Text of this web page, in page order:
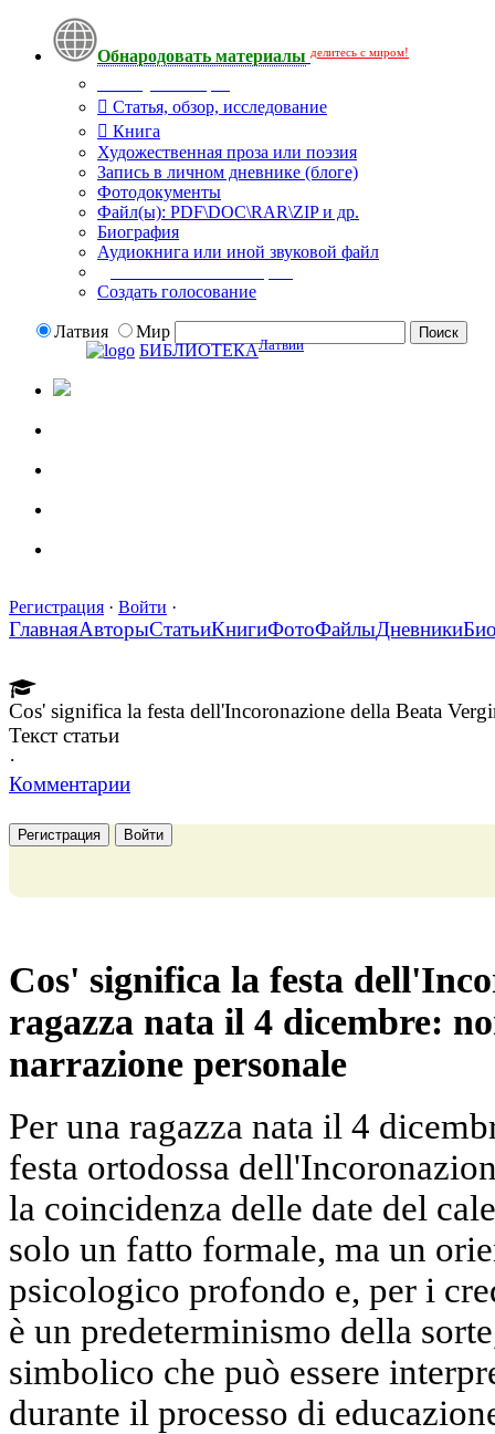
Обнародовать материалы делитесь с миром!
Статья, обзор, исследование
Книга
Художественная проза или поэзия
Запись в личном дневнике (блоге)
Фотодокументы
Файл(ы): PDF\DOC\RAR\ZIP и др.
Биография
Аудиокнига или иной звуковой файл
Создать голосование
Латвия
Мир
БИБЛИОТЕКАЛатвии
Регистрация · Войти ·
ГлавнаяАвторыСтатьиКнигиФотоФайлыДневники
Cos' significa la festa dell'Incoronazione della Beata
Текст статьи
·
Комментарии
Регистрация Войти
Cos' significa la festa
ragazza nata il 4 dicembre:
narrazione personale
Per una ragazza nata il 4
festa ortodossa
la coincidenza delle date del
solo un fatto formale, ma un
psicologico profondo e, per i
è un predeterminismo della
simbolico che può essere
durante il processo di